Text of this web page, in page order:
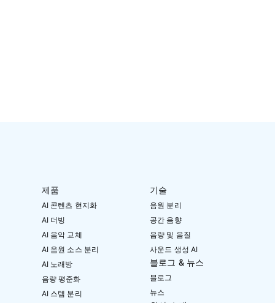
제품
AI 콘텐츠 현지화
AI 더빙
AI 음악 교체
AI 음원 소스 분리
AI 노래방
음량 평준화
AI 스템 분리
기술
음원 분리
공간 음향
음량 및 음질
사운드 생성 AI
블로그 & 뉴스
블로그
뉴스